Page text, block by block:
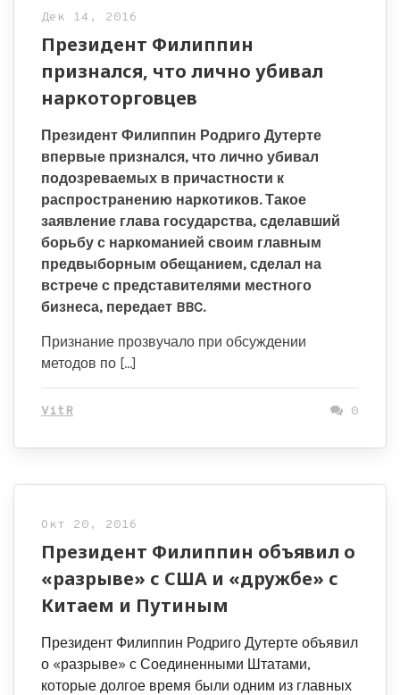
Дек 14, 2016
Президент Филиппин
признался, что лично убивал
наркоторговцев
Президент Филиппин Родриго Дутерте
впервые признался, что лично убивал
подозреваемых в причастности к
распространению наркотиков. Такое
заявление глава государства, сделавший
борьбу с наркоманией своим главным
предвыборным обещанием, сделал на
встрече с представителями местного
бизнеса, передает BBC.
Признание прозвучало при обсуждении
методов по […]
VitR 0
Окт 20, 2016
Президент Филиппин объявил о
«разрыве» с США и «дружбе» с
Китаем и Путиным
Президент Филиппин Родриго Дутерте объявил
о «разрыве» с Соединенными Штатами,
которые долгое время были одним из главных